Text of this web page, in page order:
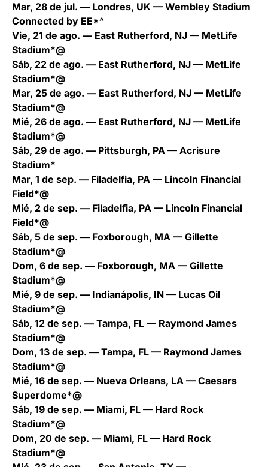
Mar, 28 de jul. — Londres, UK — Wembley Stadium
Connected by EE*^
Vie, 21 de ago. — East Rutherford, NJ — MetLife
Stadium*@
Sáb, 22 de ago. — East Rutherford, NJ — MetLife
Stadium*@
Mar, 25 de ago. — East Rutherford, NJ — MetLife
Stadium*@
Mié, 26 de ago. — East Rutherford, NJ — MetLife
Stadium*@
Sáb, 29 de ago. — Pittsburgh, PA — Acrisure
Stadium*
Mar, 1 de sep. — Filadelfia, PA — Lincoln Financial
Field*@
Mié, 2 de sep. — Filadelfia, PA — Lincoln Financial
Field*@
Sáb, 5 de sep. — Foxborough, MA — Gillette
Stadium*@
Dom, 6 de sep. — Foxborough, MA — Gillette
Stadium*@
Mié, 9 de sep. — Indianápolis, IN — Lucas Oil
Stadium*@
Sáb, 12 de sep. — Tampa, FL — Raymond James
Stadium*@
Dom, 13 de sep. — Tampa, FL — Raymond James
Stadium*@
Mié, 16 de sep. — Nueva Orleans, LA — Caesars
Superdome*@
Sáb, 19 de sep. — Miami, FL — Hard Rock
Stadium*@
Dom, 20 de sep. — Miami, FL — Hard Rock
Stadium*@